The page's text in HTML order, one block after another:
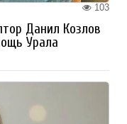
103
Данил Козлов
Урала